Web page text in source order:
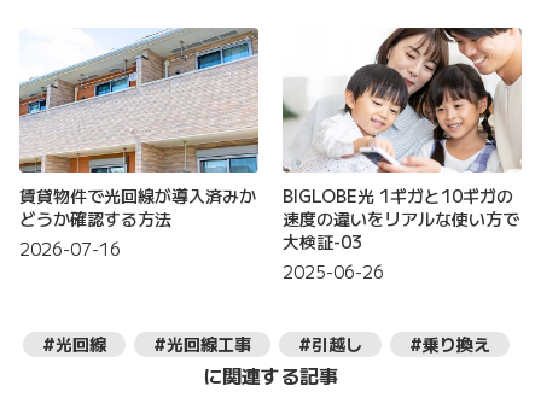
賃貸物件で光回線が導入済みか
どうか確認する方法
2026-07-16
BIGLOBE光 1ギガと10ギガの
速度の違いをリアルな使い方で
大検証-03
2025-06-26
#光回線 #光回線工事 #引越し #乗り換え
に関連する記事